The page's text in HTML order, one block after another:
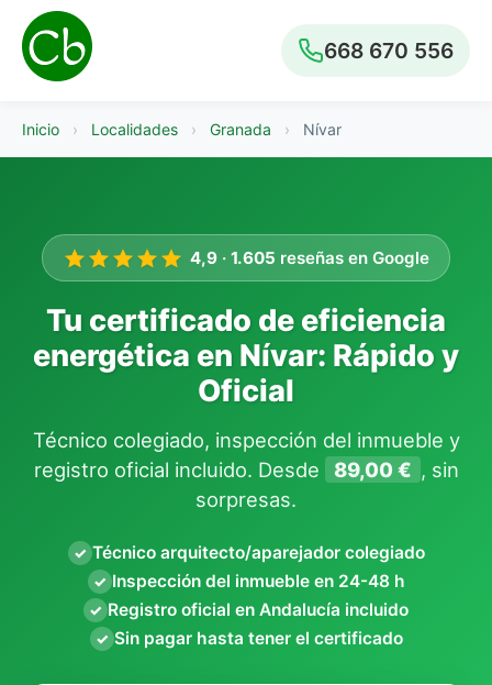
668 670 556
Inicio › Localidades › Granada › Nívar
4,9 · 1.605 reseñas en Google
Tu certificado de eficiencia
energética en Nívar: Rápido y
Oficial
Técnico colegiado, inspección del inmueble y
registro oficial incluido. Desde
89,00 € , sin
sorpresas.
✓ Técnico arquitecto/aparejador colegiado
✓ Inspección del inmueble en 24-48 h
✓ Registro oficial en Andalucía incluido
✓ Sin pagar hasta tener el certificado